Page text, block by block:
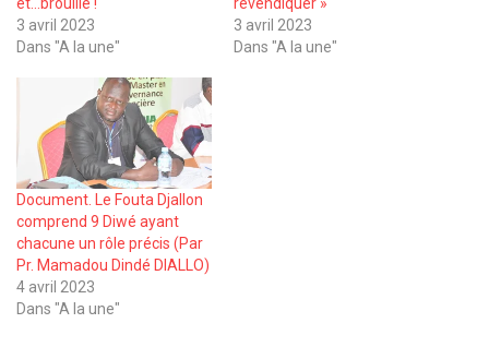
3 avril 2023
Dans "A la une"
3 avril 2023
Dans "A la une"
Document. Le Fouta Djallon
comprend 9 Diwé ayant
chacune un rôle précis (Par
Pr. Mamadou Dindé DIALLO)
4 avril 2023
Dans "A la une"